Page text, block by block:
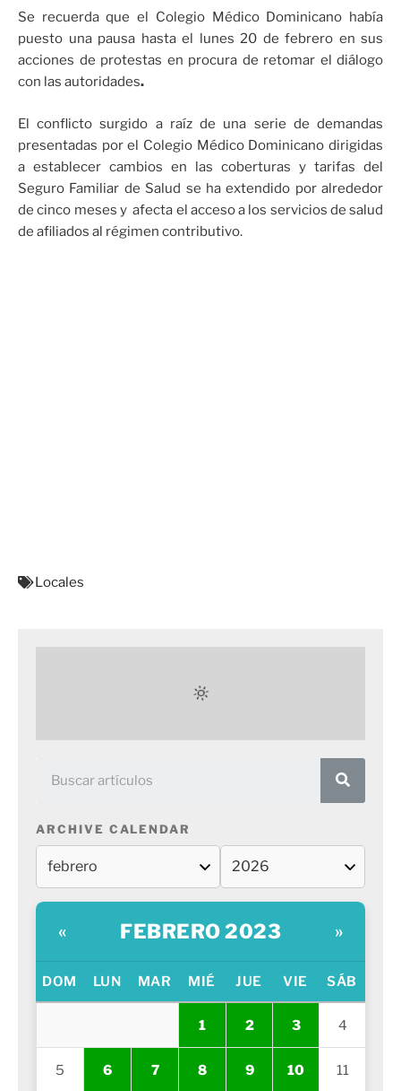
Se recuerda que el Colegio Médico Dominicano había
puesto una pausa hasta el lunes 20 de febrero en sus
acciones de protestas en procura de retomar el diálogo
con las autoridades.
El conflicto surgido a raíz de una serie de demandas
presentadas por el Colegio Médico Dominicano dirigidas
a establecer cambios en las coberturas y tarifas del
Seguro Familiar de Salud se ha extendido por alrededor
de cinco meses y afecta el acceso a los servicios de salud
de afiliados al régimen contributivo.
Locales
ARCHIVE CALENDAR
« FEBRERO 2023 »
DOM LUN MAR MIÉ JUE VIE SÁB
1 2 3 4
5 6 7 8 9 10 11